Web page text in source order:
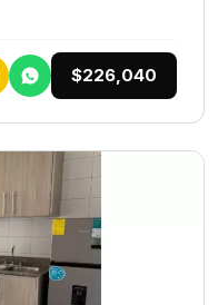
$226,040